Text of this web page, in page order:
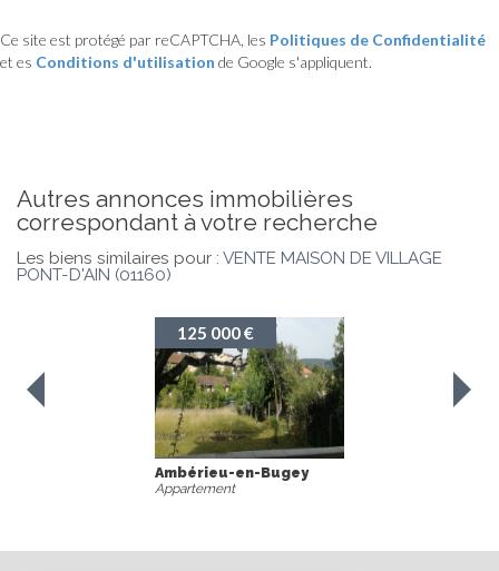
Ce site est protégé par reCAPTCHA, les Politiques de Confidentialité
et es Conditions d'utilisation de Google s'appliquent.
autres annonces immobilières
correspondant à votre recherche
Les biens similaires pour : VENTE MAISON DE VILLAGE
PONT-D'AIN (01160)
Ambérieu-en-Bugey